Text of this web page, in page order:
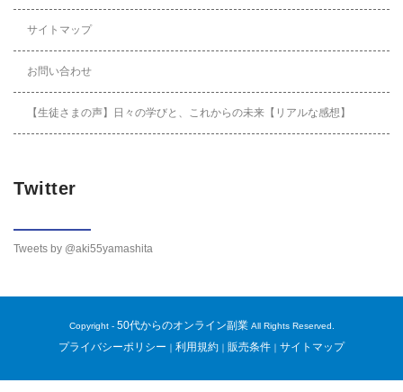
サイトマップ
お問い合わせ
【生徒さまの声】日々の学びと、これからの未来【リアルな感想】
Twitter
Tweets by @aki55yamashita
Copyright - 50代からのオンライン副業All Rights Reserved.
プライバシーポリシー ｜ 利用規約 ｜ 販売条件 ｜ サイトマップ